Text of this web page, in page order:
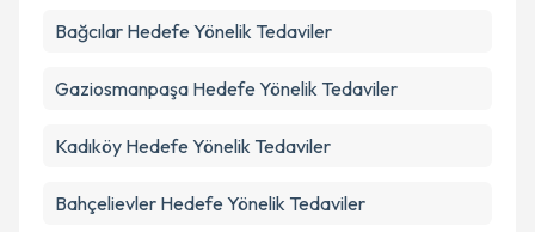
Metni'ni okudum ve kişisel verilerimin belirtilen
Bağcılar Hedefe Yönelik Tedaviler
Gaziosmanpaşa Hedefe Yönelik Tedaviler
Kadıköy Hedefe Yönelik Tedaviler
Bahçelievler Hedefe Yönelik Tedaviler